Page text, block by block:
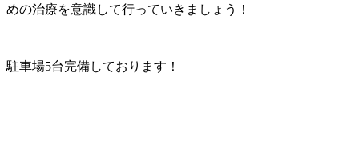
めの治療を意識して行っていきましょう！
駐車場5台完備しております！